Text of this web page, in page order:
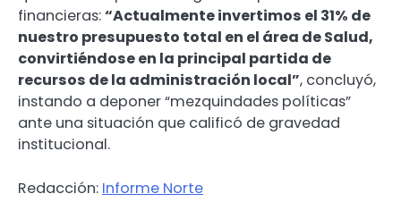
financieras:“Actualmente invertimos el 31% de
nuestro presupuesto total en el área de Salud,
convirtiéndose en la principal partida de
recursos de la administración local”, concluyó,
instando a deponer “mezquindades políticas”
ante una situación que calificó de gravedad
institucional.
Redacción: Informe Norte